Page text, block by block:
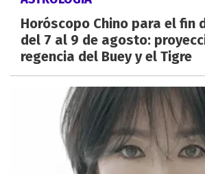
Horóscopo Chino para el fin
del 7 al 9 de agosto:
regencia del Buey y el Tigre